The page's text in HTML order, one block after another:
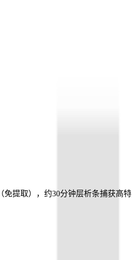
提取），约30分钟层析条捕获高